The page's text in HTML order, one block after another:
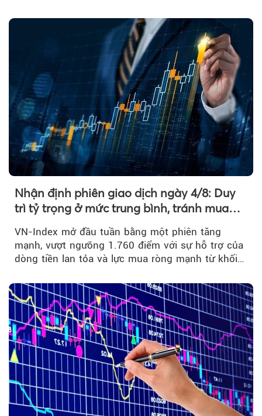
Nhận định phiên giao dịch ngày 4/8: Duy
trì tỷ trọng ở mức trung bình, tránh mua
VN-Index mở đầu tuần bằng một phiên tăng
mạnh, vượt ngưỡng 1.760 điểm với sự hỗ trợ của
dòng tiền lan tỏa và lực mua ròng mạnh từ khối